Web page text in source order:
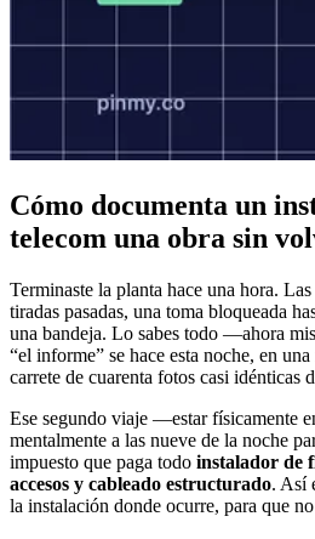
Cómo documenta un
telecom una obra sin
Terminaste la planta hace una hora. Las
tiradas pasadas, una toma bloqueada
una bandeja. Lo sabes todo —ahora
“el informe” se hace esta noche, en
carrete de cuarenta fotos casi idénticas
Ese segundo viaje —estar físicamente
mentalmente a las nueve de la noche
impuesto que paga todo instalador de
accesos y cableado estructurado. Así
la instalación donde ocurre, para que